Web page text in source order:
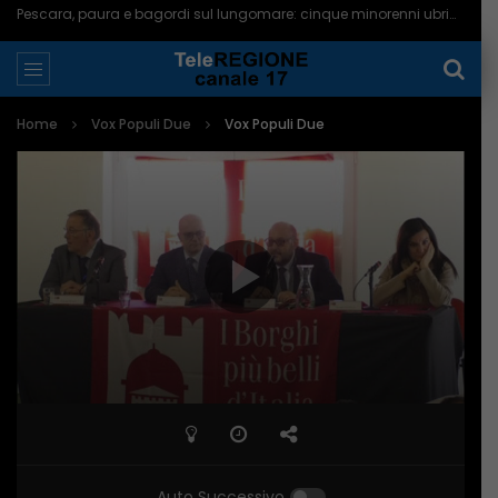
Pescara, paura e bagordi sul lungomare: cinque minorenni ubriachi in ospedale – 05/08/2026
Home Vox Populi Due Vox Populi Due